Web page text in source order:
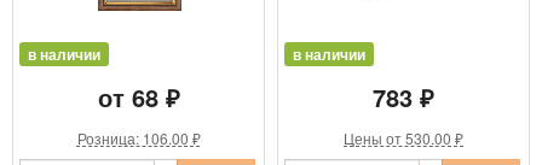
в наличии
от 68 ₽
Розница: 106.00 ₽
в наличии
783 ₽
Цены от 530.00 ₽